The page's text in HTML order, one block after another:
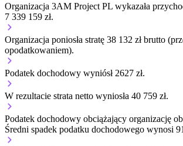
Organizacja 3AM Project PL wykazała
7 339 159 zł.
Organizacja poniosła stratę 38 132 zł brutto
opodatkowaniem).
Podatek dochodowy wyniósł 2627 zł.
W rezultacie strata netto wyniosła 40 759 zł.
Podatek dochodowy obciążający organizację
Średni spadek podatku dochodowego wynosi